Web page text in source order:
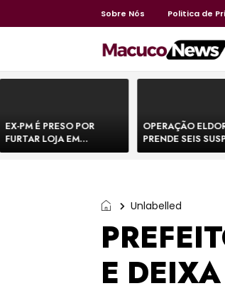
Sobre Nós Politica de
EX-PM É PRESO POR
FURTAR LOJA EM
SHOPPING NA BAHIA E
OPERAÇÃO
PRENDE SEIS
DE MOVIMENTAR
Unlabelled
E